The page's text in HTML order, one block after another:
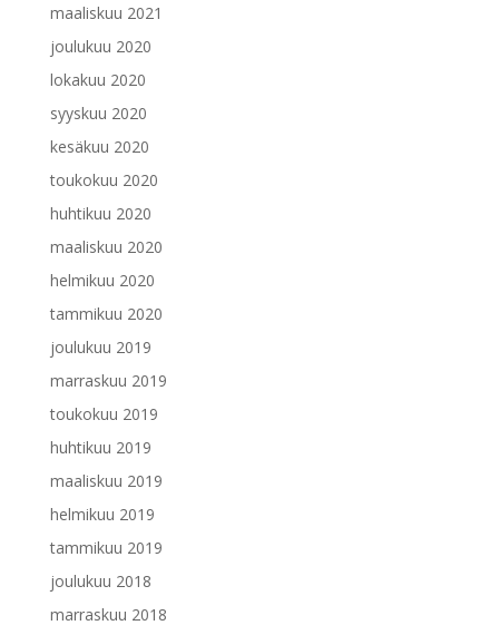
maaliskuu 2021
joulukuu 2020
lokakuu 2020
syyskuu 2020
kesäkuu 2020
toukokuu 2020
huhtikuu 2020
maaliskuu 2020
helmikuu 2020
tammikuu 2020
joulukuu 2019
marraskuu 2019
toukokuu 2019
huhtikuu 2019
maaliskuu 2019
helmikuu 2019
tammikuu 2019
joulukuu 2018
marraskuu 2018